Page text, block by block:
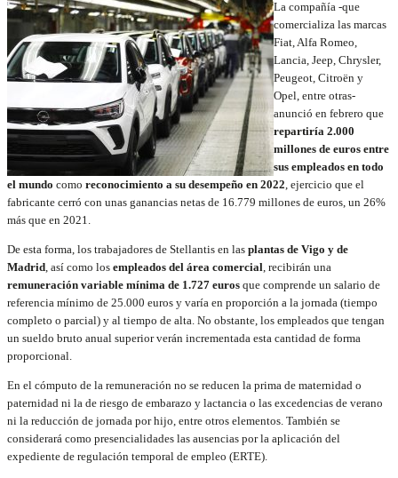
La compañía -que
comercializa las marcas
Fiat, Alfa Romeo,
Lancia, Jeep, Chrysler,
Peugeot, Citroën y
Opel, entre otras-
anunció en febrero que
repartiría 2.000
millones de euros entre
sus empleados en todo
el mundo como reconocimiento a su desempeño en 2022, ejercicio que el
fabricante cerró con unas ganancias netas de 16.779 millones de euros, un 26%
más que en 2021.
De esta forma, los trabajadores de Stellantis en las plantas de Vigo y de
Madrid, así como los empleados del área comercial, recibirán una
remuneración variable mínima de 1.727 euros que comprende un salario de
referencia mínimo de 25.000 euros y varía en proporción a la jornada (tiempo
completo o parcial) y al tiempo de alta. No obstante, los empleados que tengan
un sueldo bruto anual superior verán incrementada esta cantidad de forma
proporcional.
En el cómputo de la remuneración no se reducen la prima de maternidad o
paternidad ni la de riesgo de embarazo y lactancia o las excedencias de verano
ni la reducción de jornada por hijo, entre otros elementos. También se
considerará como presencialidades las ausencias por la aplicación del
expediente de regulación temporal de empleo (ERTE).